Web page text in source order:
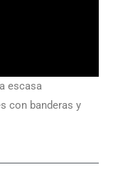
escasa
con banderas y